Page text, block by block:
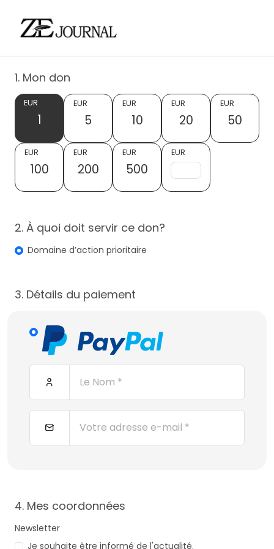
1. Mon don
EUR
1
EUR
5
EUR
10
EUR
20
EUR
50
EUR
100
EUR
200
EUR
500
EUR
2. À quoi doit servir ce don?
Domaine d’action prioritaire
3. Détails du paiement
4. Mes coordonnées
Newsletter
Je souhaite être informé de l'actualité.